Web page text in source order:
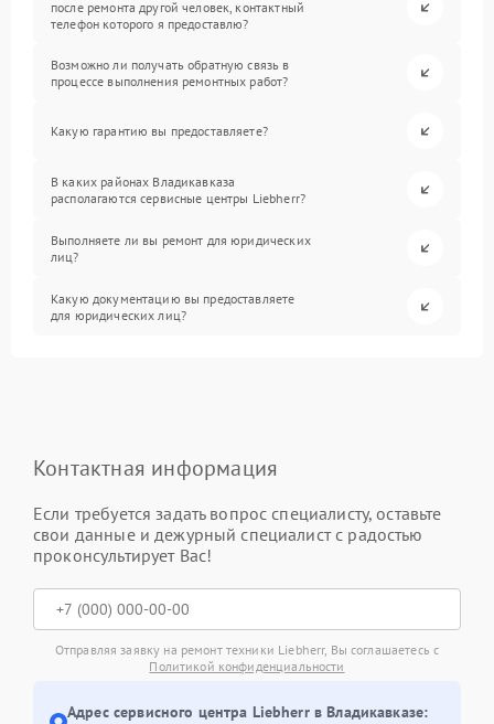
после ремонта другой человек, контактный
телефон которого я предоставлю?
Возможно ли получать обратную связь в
процессе выполнения ремонтных работ?
Какую гарантию вы предоставляете?
В каких районах Владикавказа
располагаются сервисные центры Liebherr?
Выполняете ли вы ремонт для юридических
лиц?
Какую документацию вы предоставляете
для юридических лиц?
Контактная информация
Если требуется задать вопрос специалисту, оставьте
свои данные и дежурный специалист с радостью
проконсультирует Вас!
Отправляя заявку на ремонт техники Liebherr, Вы соглашаетесь с
Политикой конфиденциальности
Адрес сервисного центра Liebherr в Владикавказе: